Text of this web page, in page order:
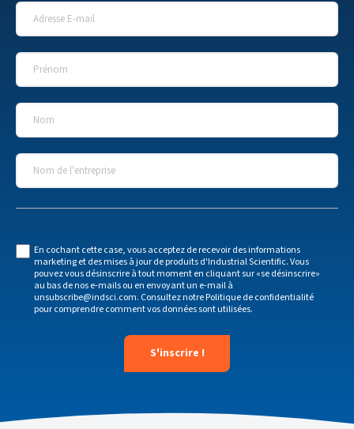
Adresse E-mail
Prénom
Nom
Nom de l'entreprise
En cochant cette case, vous acceptez de recevoir des informations
marketing et des mises à jour de produits d'Industrial Scientific. Vous
pouvez vous désinscrire à tout moment en cliquant sur «se désinscrire»
au bas de nos e-mails ou en envoyant un e-mail à
unsubscribe@indsci.com. Consultez notrePolitique de confidentialité
pour comprendre comment vos données sont utilisées.